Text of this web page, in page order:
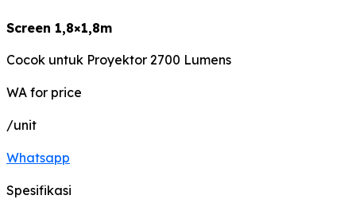
Screen 1,8×1,8m
Cocok untuk Proyektor 2700 Lumens
WA for price
/unit
Whatsapp
Spesifikasi